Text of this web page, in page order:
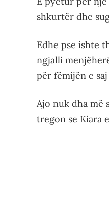
shkurtër dhe
Edhe pse ishte
ngjalli
për fëmijën e
Ajo nuk dha
tregon se Kiara